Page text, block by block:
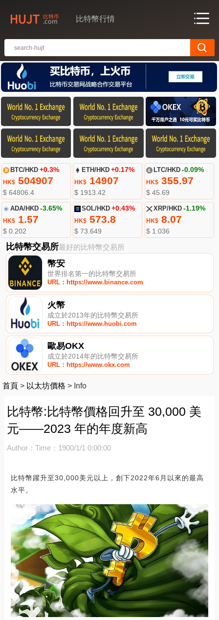
比特幣行情
BTC/HKD +0.3%
HK$504907
$ 64806.4
ETH/HKD +0.17%
HK$ 14907
$ 1913.42
LTC/HKD -0.09%
HK$355.97
$ 45.69
ADA/HKD -3.65%
HK$1.57
$ 0.202
SOL/HKD +0.43%
HK$ 573.8
$ 73.649
XRP/HKD -1.19%
HK$8.07
$ 1.036
比特幣交易所最好的比特幣交易所
幣安
世界排名第一的比特幣交易所
URL：https://www.binance.com
火幣
成立於2013年的比特幣交易所
URL：https://www.huobi.com
歐易OKX
成立於2014年的比特幣交易所
URL：https://www.okx.com
首頁 > 以太坊價格 > Info
比特幣:比特幣價格回升至 30,000 美
元——2023 年的年度新高
Author： Time：1900/1/1 0:00:00
比特幣躍升至30,000美元以上，創下2022年6月以來的最高
水平。